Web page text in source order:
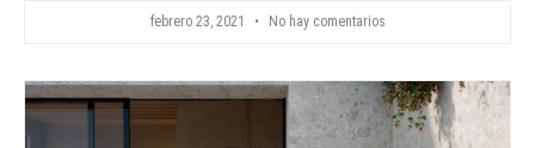
febrero 23, 2021 No hay comentarios